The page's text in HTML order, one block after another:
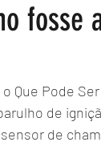
fosse
Que Pode Ser
de
de